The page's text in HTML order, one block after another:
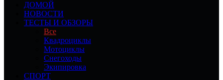
ДОМОЙ
НОВОСТИ
ТЕСТЫ И ОБЗОРЫ
Все
Квадроциклы
Мотоциклы
Снегоходы
Экипировка
СПОРТ